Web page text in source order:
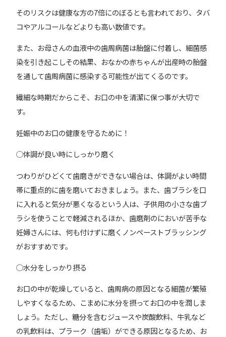
そのリスクは健康な方の7倍にのぼるとも言われており、タバ
コやアルコールなどよりも高い数値です。
また、お母さんの血液中の歯周病菌は胎盤に付着し、細菌感
染を引き起こしその結果、おなかの赤ちゃんが出産時の胎盤
を通して歯周病菌に感染する可能性が出てくるのです。
繊細な時期だからこそ、お口の中を清潔に保つ事が大切で
す。
妊娠中のお口の健康を守るために！
◯体調が良い時にしっかり磨く
つわりがひどくて歯磨きができない場合は、体調がよい時間
帯に重点的に歯を磨いておきましょう。また、歯ブラシを口
に入れると気分が悪くなるという人は、子供用の小さな歯ブ
ラシを使うことで軽減されるほか、歯磨剤のにおいが苦手な
妊婦さんには、何も付けずに磨くノンペーストブラッシング
がおすすめです。
◯水分をしっかり摂る
お口の中が乾燥していると、歯周病の原因となる細菌が繁殖
しやすくなるため、こまめに水分を摂ってお口の中を潤しま
しょう。ただし、糖分を含むジュースや炭酸飲料、牛乳など
の乳飲料は、プラーク（歯垢）ができる原因となるため、お